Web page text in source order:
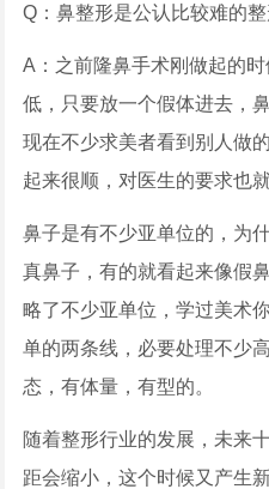
Q：鼻整形是公认比较难的
A：之前隆鼻手术刚做起的
低，只要放一个假体进去，
现在不少求美者看到别人做
起来很顺，对医生的要求也
鼻子是有不少亚单位的，为
真鼻子，有的就看起来像假
略了不少亚单位，学过美术
单的两条线，必要处理不少
态，有体量，有型的。
随着整形行业的发展，未来
距会缩小，这个时候又产生